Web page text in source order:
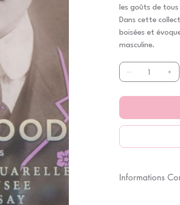
les goûts de
Dans cette
boisées et
masculine.
Informations